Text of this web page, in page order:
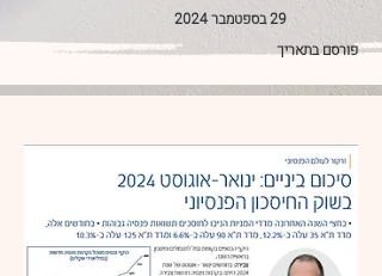
29 בספטמבר 2024
פורסם בתאריך